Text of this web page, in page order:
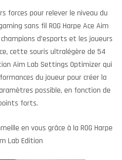
forces pour relever le niveau du
sans fil ROG Harpe Ace Aim
d’esports et les joueurs
cette souris ultralégère de 54
Aim Lab Settings Optimizer qui
du joueur pour créer la
possible, en fonction de
forts.
en vous grâce à la ROG Harpe
Lab Edition